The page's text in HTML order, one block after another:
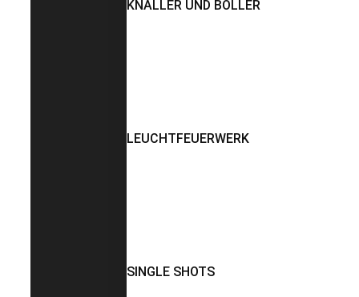
KNALLER UND BÖLLER
LEUCHTFEUERWERK
SINGLE SHOTS